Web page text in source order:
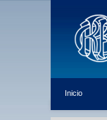
Inicio